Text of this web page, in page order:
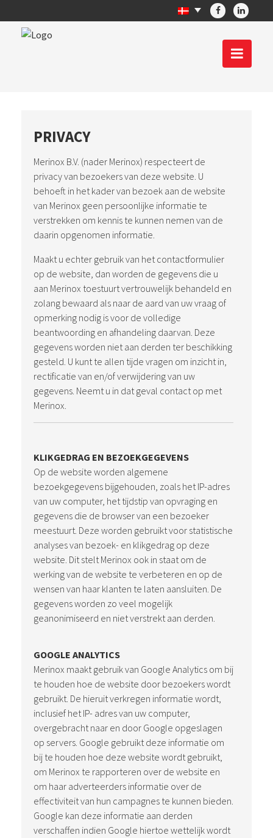
PRIVACY
Merinox B.V. (nader Merinox) respecteert de
privacy van bezoekers van deze website. U
behoeft in het kader van bezoek aan de website
van Merinox geen persoonlijke informatie te
verstrekken om kennis te kunnen nemen van de
daarin opgenomen informatie.
Maakt u echter gebruik van het contactformulier
op de website, dan worden de gegevens die u
aan Merinox toestuurt vertrouwelijk behandeld en
zolang bewaard als naar de aard van uw vraag of
opmerking nodig is voor de volledige
beantwoording en afhandeling daarvan. Deze
gegevens worden niet aan derden ter beschikking
gesteld. U kunt te allen tijde vragen om inzicht in,
rectificatie van en/of verwijdering van uw
gegevens. Neemt u in dat geval contact op met
Merinox.
KLIKGEDRAG EN BEZOEKGEGEVENS
Op de website worden algemene
bezoekgegevens bijgehouden, zoals het IP-adres
van uw computer, het tijdstip van opvraging en
gegevens die de browser van een bezoeker
meestuurt. Deze worden gebruikt voor statistische
analyses van bezoek- en klikgedrag op deze
website. Dit stelt Merinox ook in staat om de
werking van de website te verbeteren en op de
wensen van haar klanten te laten aansluiten. De
gegevens worden zo veel mogelijk
geanonimiseerd en niet verstrekt aan derden.
GOOGLE ANALYTICS
Merinox maakt gebruik van Google Analytics om bij
te houden hoe de website door bezoekers wordt
gebruikt. De hieruit verkregen informatie wordt,
inclusief het IP- adres van uw computer,
overgebracht naar en door Google opgeslagen
op servers. Google gebruikt deze informatie om
bij te houden hoe deze website wordt gebruikt,
om Merinox te rapporteren over de website en
om haar adverteerders informatie over de
effectiviteit van hun campagnes te kunnen bieden.
Google kan deze informatie aan derden
verschaffen indien Google hiertoe wettelijk wordt